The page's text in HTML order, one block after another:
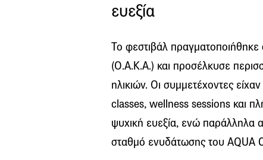
ευεξία
Το φεστιβάλ
(Ο.Α.Κ.Α.) και προσέλκυσε
ηλικιών. Οι συμμετέχοντες
classes, wellness sessions και
ψυχική ευεξία, ενώ παράλληλα
σταθμό ενυδάτωσης του AQUA